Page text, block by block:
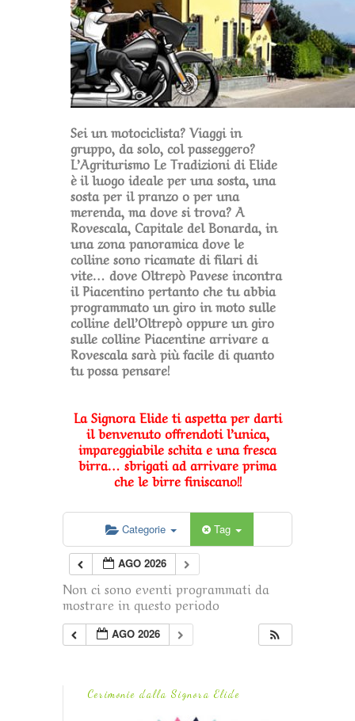
Sei un motociclista? Viaggi in
gruppo, da solo, col passeggero?
L’Agriturismo Le Tradizioni di Elide
è il luogo ideale per una sosta, una
sosta per il pranzo o per una
merenda, ma dove si trova? A
Rovescala, Capitale del Bonarda, in
una zona panoramica dove le
colline sono ricamate di filari di
vite… dove Oltrepò Pavese incontra
il Piacentino pertanto che tu abbia
programmato un giro in moto sulle
colline dell’Oltrepò oppure un giro
sulle colline Piacentine arrivare a
Rovescala sarà più facile di quanto
tu possa pensare!
La Signora Elide ti aspetta per darti
il benvenuto offrendoti l’unica,
impareggiabile schita e una fresca
birra… sbrigati ad arrivare prima
che le birre finiscano!!
Categorie Tag
AGO 2026
Non ci sono eventi programmati da
mostrare in questo periodo
AGO 2026
Cerimonie dalla Signora Elide